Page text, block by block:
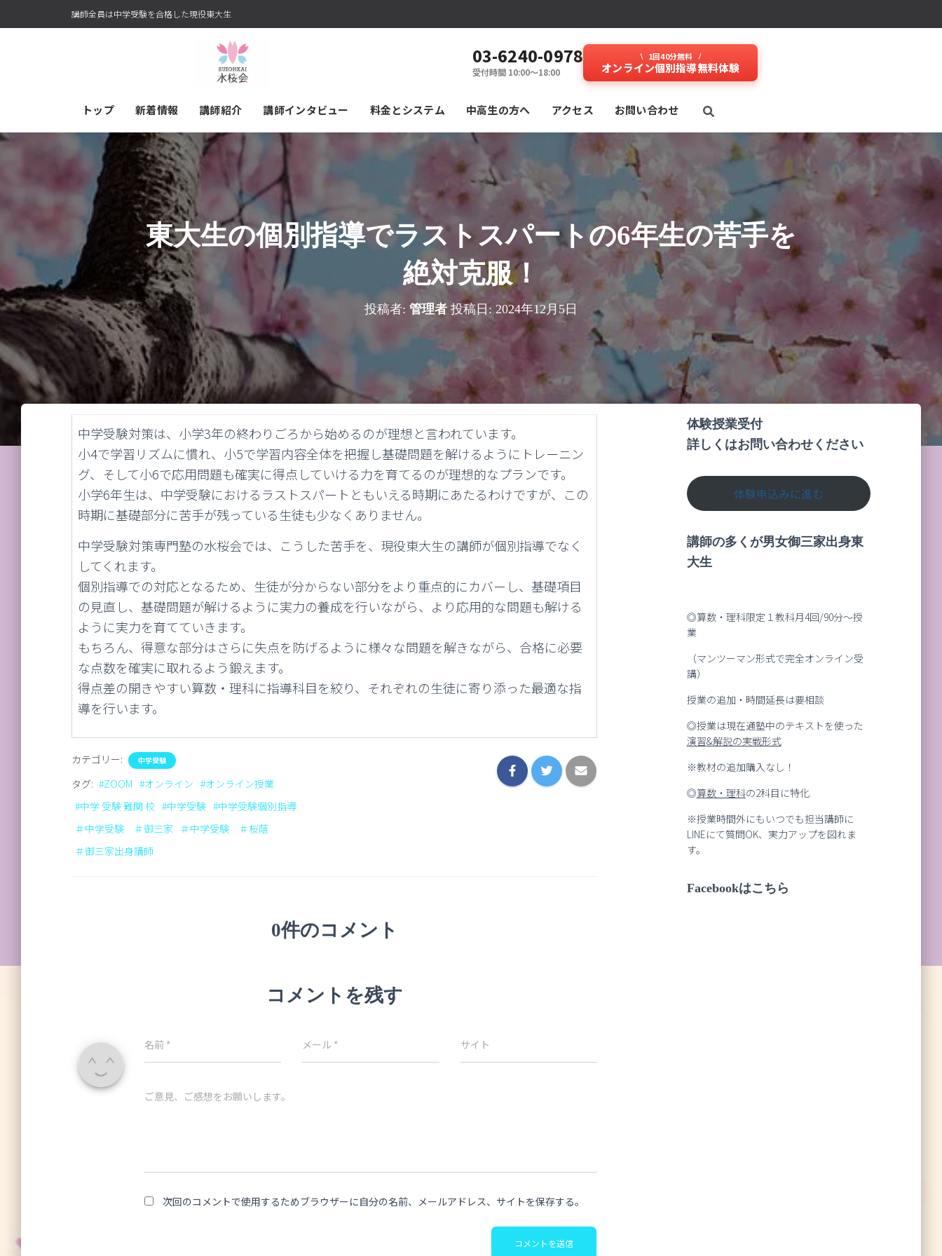
講師全員は中学受験を合格した現役東大生
03-6240-0978
受付時間 10:00～18:00
1回40分無料
オンライン個別指導無料体験
トップ 新着情報 講師紹介 講師インタビュー 料⾦とシステム 中高生の方へ アクセス お問い合わせ
東大生の個別指導でラストスパートの6年生の苦手を
絶対克服！
投稿者: 管理者 投稿日:2024年12月5日
中学受験対策は、小学3年の終わりごろから始めるのが理想と言われています。
小4で学習リズムに慣れ、小5で学習内容全体を把握し基礎問題を解けるようにトレーニン
グ、そして小6で応用問題も確実に得点していける力を育てるのが理想的なプランです。
小学6年生は、中学受験におけるラストスパートともいえる時期にあたるわけですが、この
時期に基礎部分に苦手が残っている生徒も少なくありません。
中学受験対策専門塾の水桜会では、こうした苦手を、現役東大生の講師が個別指導でなく
してくれます。
個別指導での対応となるため、生徒が分からない部分をより重点的にカバーし、基礎項目
の見直し、基礎問題が解けるように実力の養成を行いながら、より応用的な問題も解ける
ように実力を育てていきます。
もちろん、得意な部分はさらに失点を防げるように様々な問題を解きながら、合格に必要
な点数を確実に取れるよう鍛えます。
得点差の開きやすい算数・理科に指導科目を絞り、それぞれの生徒に寄り添った最適な指
導を行います。
カテゴリー: 中学受験
タグ: #ZOOM #オンライン #オンライン授業
#中学 受験 難関 校 #中学受験 #中学受験個別指導
＃中学受験 ＃御三家
＃中学受験 ＃桜蔭
＃御三家出身講師
0件のコメント
コメントを残す
名前 * メール * サイト
ご意見、ご感想をお願いします。
次回のコメントで使用するためブラウザーに自分の名前、メールアドレス、サイトを保存する。
体験授業受付
詳しくはお問い合わせください
体験申込みに進む
講師の多くが男女御三家出身東
大生
◎算数・理科限定１教科月4回/90分～授
業
（マンツーマン形式で完全オンライン受
講）
授業の追加・時間延長は要相談
◎授業は現在通塾中のテキストを使った
演習&解説の実戦形式
※教材の追加購入なし！
◎算数・理科の2科目に特化
※授業時間外にもいつでも担当講師に
LINEにて質問OK、実力アップを図れま
す。
Facebookはこちら